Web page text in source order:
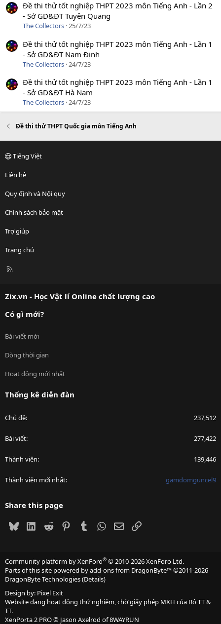
Đề thi thử tốt nghiệp THPT 2023 môn Tiếng Anh - Lần 2
- Sở GD&ĐT Tuyên Quang
The Collectors 25/7/23
Đề thi thử tốt nghiệp THPT 2023 môn Tiếng Anh - Lần 1
- Sở GD&ĐT Nam Định
The Collectors 24/7/23
Đề thi thử tốt nghiệp THPT 2023 môn Tiếng Anh - Lần 1
- Sở GD&ĐT Hà Nam
The Collectors 24/7/23
Đề thi thử THPT Quốc gia môn Tiếng Anh
Tiếng Việt
Liên hệ
Quy định và Nội quy
Chính sách bảo mật
Trợ giúp
Trang chủ
R
Zix.vn - Học Vật lí Online chất lượng cao
Có gì mới?
Bài viết mới
Dòng thời gian
Hoạt động mới nhất
Thống kê diễn đàn
Chủ đề 237,512
Bài viết 277,422
Thành viên 139,446
Thành viên mới nhất gamdomguncel9
Share this page
BlueskyLinkedIn
Reddit PinterestTumblrWhatsApp
EmailLink
Community platform by XenForo® © 2010-2026 XenForo Ltd.
Parts of this site powered byadd-ons from DragonByte™©2011-2026
DragonByte Technologies(Details)
Design by: Pixel Exit
Website đang hoạt động thử nghiệm, chờ giấy phép MXH của Bộ TT &
TT.
XenPorta 2 PRO© Jason Axelrod of8WAYRUN